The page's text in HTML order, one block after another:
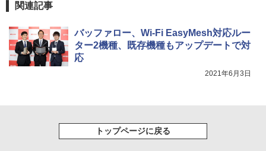
関連記事
バッファロー、Wi-Fi EasyMesh対応ルー
ター2機種、既存機種もアップデートで対
応
2021年6月3日
トップページに戻る